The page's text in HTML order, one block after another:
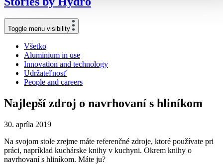
Toggle menu visibility
Všetko
Aluminium in use
Innovation and technology
Udržateľnosť
People and careers
Najlepší zdroj o navrhovaní s hliníkom
30. apríla 2019
Na svojom stole zrejme máte referenčné zdroje, ktoré používate pri
práci, napríklad kuchárske knihy v kuchyni. Okrem knihy o
navrhovaní s hliníkom. Máte ju?